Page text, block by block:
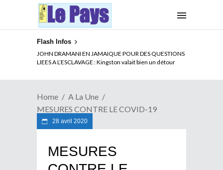
Flash Infos
JOHN DRAMANI EN JAMAIQUE POUR DES QUESTIONS
LIEES A L’ESCLAVAGE : Kingston valait bien un détour
ELECTION DE TALON A LA TETE DU SENAT BENINOIS :
Quand Patrice quitte le pouvoir sans partir !
Home
A La Une
MESURES CONTRE LE COVID-19
28 avril 2020
MESURES